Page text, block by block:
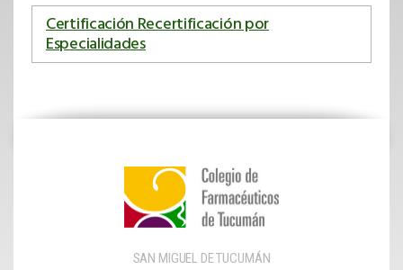
Certificación Recertificación por
Especialidades
SAN MIGUEL DE TUCUMÁN